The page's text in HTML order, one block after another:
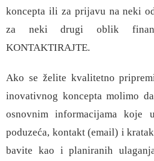
koncepta ili za prijavu na neki
za neki drugi oblik
KONTAKTIRAJTE.
Ako se želite kvalitetno
inovativnog koncepta molimo
osnovnim informacijama koje
poduzeća, kontakt (email) i
bavite kao i planiranih